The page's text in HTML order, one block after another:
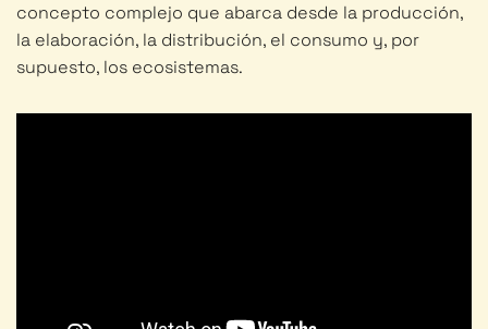
concepto complejo que abarca desde la producción,
la elaboración, la distribución, el consumo y, por
supuesto, los ecosistemas.